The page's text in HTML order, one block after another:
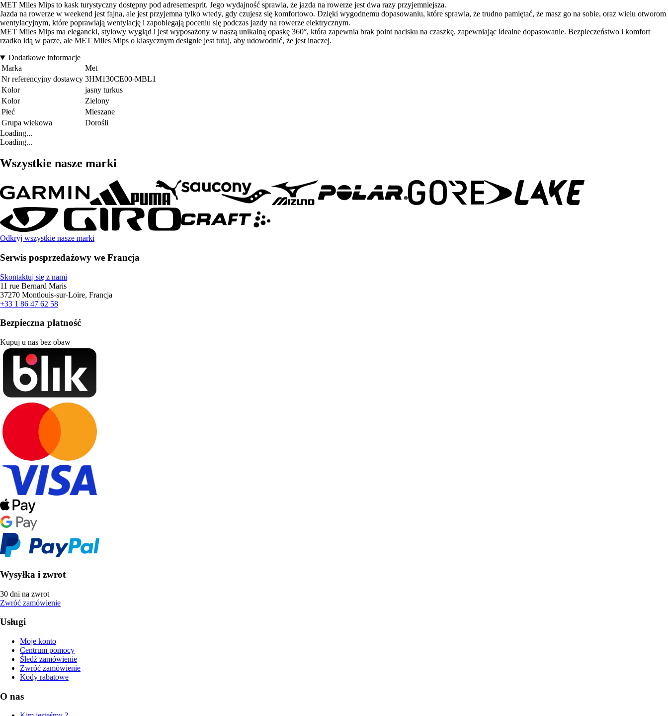
MET Miles Mips to kask turystyczny dostępny pod adresemesprit. Jego wydajność sprawia, że jazda na rowerze jest dwa razy przyjemniejsza.
Jazda na rowerze w weekend jest fajna, ale jest przyjemna tylko wtedy, gdy czujesz się komfortowo. Dzięki wygodnemu dopasowaniu, które sprawia, że trudno pamiętać, że masz go na sobie, oraz wielu otworom
wentylacyjnym, które poprawiają wentylację i zapobiegają poceniu się podczas jazdy na rowerze elektrycznym.
MET Miles Mips ma elegancki, stylowy wygląd i jest wyposażony w naszą unikalną opaskę 360°, która zapewnia brak point nacisku na czaszkę, zapewniając idealne dopasowanie. Bezpieczeństwo i komfort
rzadko idą w parze, ale MET Miles Mips o klasycznym designie jest tutaj, aby udowodnić, że jest inaczej.
Dodatkowe informacje
Marka
Met
Nr referencyjny dostawcy 3HM130CE00-MBL1
Kolor
jasny turkus
Kolor
Zielony
Płeć
Mieszane
Grupa wiekowa
Dorośli
Loading...
Loading...
Wszystkie nasze marki
Odkryj wszystkie nasze marki
Serwis posprzedażowy we Francja
Skontaktuj się z nami
11 rue Bernard Maris
37270 Montlouis-sur-Loire, Francja
+33 1 86 47 62 58
Bezpieczna płatność
Kupuj u nas bez obaw
Wysyłka i zwrot
30 dni na zwrot
Zwróć zamówienie
Usługi
Moje konto
Centrum pomocy
Śledź zamówienie
Zwróć zamówienie
Kody rabatowe
O nas